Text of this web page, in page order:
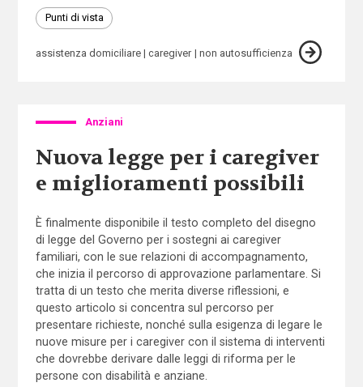
Punti di vista
assistenza domiciliare caregiver non autosufficienza
Anziani
Nuova legge per i caregiver
e miglioramenti possibili
È finalmente disponibile il testo completo del disegno
di legge del Governo per i sostegni ai caregiver
familiari, con le sue relazioni di accompagnamento,
che inizia il percorso di approvazione parlamentare. Si
tratta di un testo che merita diverse riflessioni, e
questo articolo si concentra sul percorso per
presentare richieste, nonché sulla esigenza di legare le
nuove misure per i caregiver con il sistema di interventi
che dovrebbe derivare dalle leggi di riforma per le
persone con disabilità e anziane.